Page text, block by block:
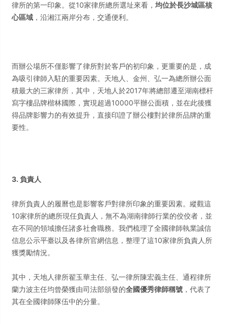
律所的第一印象。從10家律所總所選址來看， 均位於長沙城區核
心區域 ，沿湘江兩岸分布，交通便利。
而辦公場所不僅影響了律所對於客戶的初印象，更重要的是，成
為吸引律師入駐的重要因素。天地人、金州、弘一為總所辦公面
積最大的三家律所，其中，天地人於2017年將總部遷至湖南標杆
寫字樓品牌楷林國際，實現超過10000平辦公面積，並在此後獲
得品牌影響力的有效提升，直接印證了辦公樓對於律所品牌的重
要性。
3. 負責人
律所負責人的履曆也是影響客戶對律所印象的重要因素。縱觀這
10家律所的總所現任負責人，無不為湖南律師行業的佼佼者，並
在不同的領域擔任諸多社會職務。我們梳理了全國律師執業誠信
信息公示平臺以及各律所官網信息，整理了這10家律所負責人所
獲獎勵情況。
其中，天地人律所翟玉華主任、弘一律所陳宏義主任、通程律所
蘭力波主任均曾榮獲由司法部頒發的全國優秀律師稱號 ，代表了
其在全國律師隊伍中的分量。